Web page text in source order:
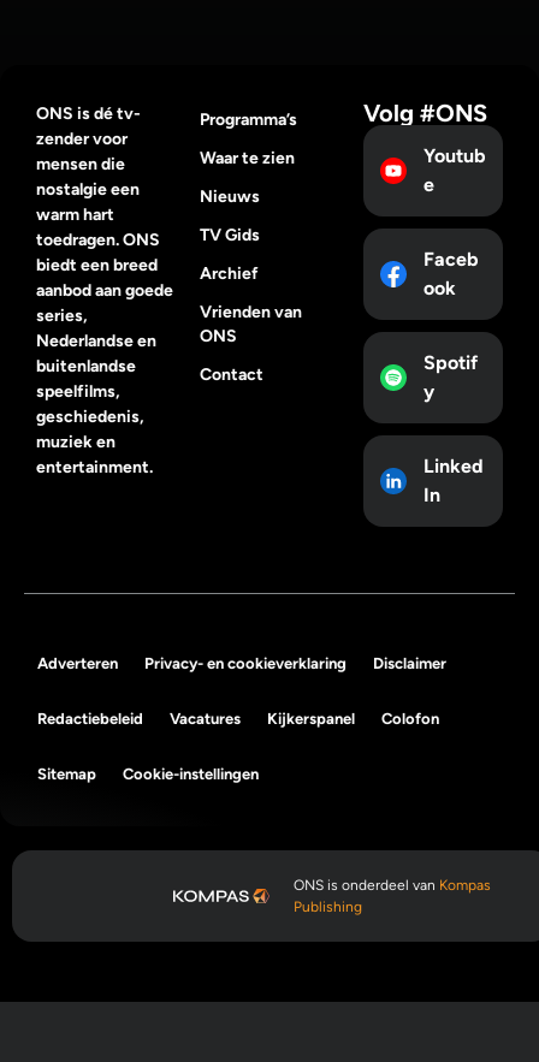
ONS is dé tv-
zender voor
mensen die
nostalgie een
warm hart
toedragen. ONS
biedt een breed
aanbod aan goede
series,
Nederlandse en
buitenlandse
speelfilms,
geschiedenis,
muziek en
entertainment.
Programma’s
Waar te zien
Nieuws
TV Gids
Archief
Vrienden van
ONS
Contact
Volg #ONS
Youtub
e
Faceb
ook
Spotif
y
Linked
In
Adverteren Privacy- en cookieverklaring Disclaimer
Redactiebeleid Vacatures Kijkerspanel Colofon
Sitemap Cookie-instellingen
ONS is onderdeel van Kompas
Publishing